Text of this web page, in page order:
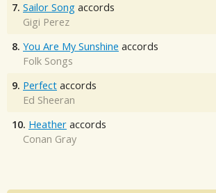
7. Sailor Song accords
Gigi Perez
8. You Are My Sunshine accords
Folk Songs
9. Perfect accords
Ed Sheeran
10. Heather accords
Conan Gray